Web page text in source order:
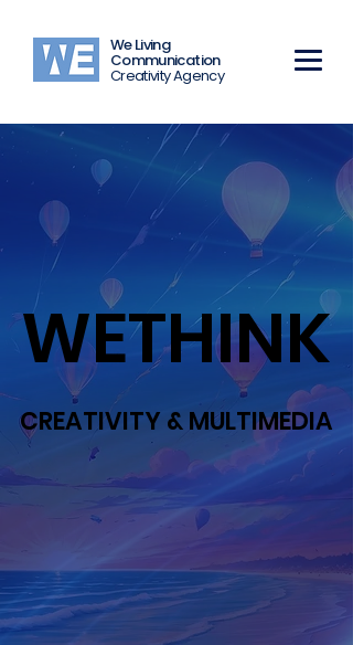
We Living
Communication
Creativity Agency
WETHINK
WETHINK
CREATIVITY & MULTIMEDIA
CREATIVITY & MULTIMEDIA